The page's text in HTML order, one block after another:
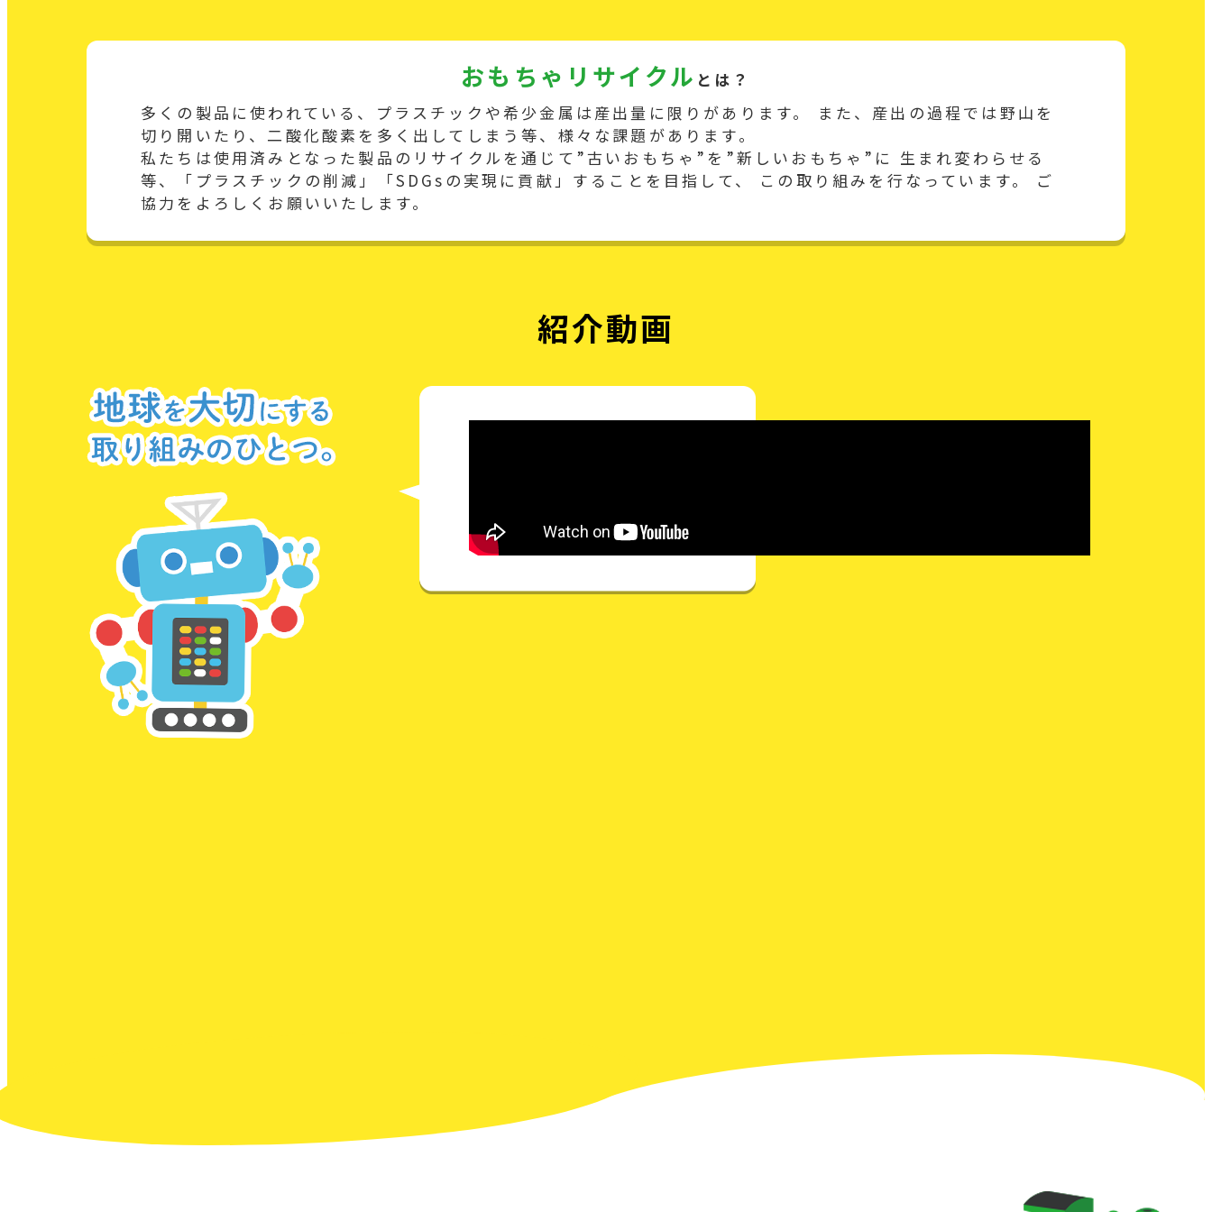
おもちゃリサイクル とは？
多くの製品に使われている、プラスチックや希少金属は産出量に限りがあります。 また、産出の過程では野山を
切り開いたり、二酸化酸素を多く出してしまう等、様々な課題があります。
私たちは使用済みとなった製品のリサイクルを通じて”古いおもちゃ”を”新しいおもちゃ”に 生まれ変わらせる
等、「プラスチックの削減」「SDGsの実現に貢献」することを目指して、 この取り組みを行なっています。 ご
協力をよろしくお願いいたします。
紹介動画